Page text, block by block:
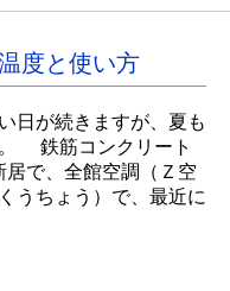
度と使い方
日が続きますが、夏も
鉄筋コンクリート
で、全館空調（Ｚ空
うちょう）で、最近に